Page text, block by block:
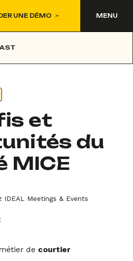
UNE DÉMO MENU
et
du
MICE
Meetings & Events
de courtier